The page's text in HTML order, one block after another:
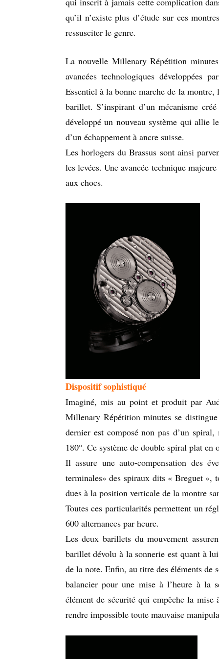
qu’il n’existe plus d’étude sur ces
ressusciter le genre.
La nouvelle Millenary Répétition
avancées technologiques développées
Essentiel à la bonne marche de la montre,
barillet. S’inspirant d’un mécanisme
développé un nouveau système qui allie
d’un échappement à ancre suisse.
Les horlogers du Brassus sont ainsi
les levées. Une avancée technique
aux chocs.
Dispositif sophistiqué
Imaginé, mis au point et produit par
Millenary Répétition minutes se
dernier est composé non pas d’un
180°. Ce système de double spiral plat en
Il assure une auto-compensation des
terminales» des spiraux dits « Breguet »,
dues à la position verticale de la montre
Toutes ces particularités permettent un
600 alternances par heure.
Les deux barillets du mouvement
barillet dévolu à la sonnerie est quant à
de la note. Enfin, au titre des éléments de
balancier pour une mise à l’heure à la
élément de sécurité qui empêche la
rendre impossible toute mauvaise